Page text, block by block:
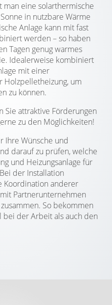
man eine solarthermische
in nutzbare Wärme
Anlage kann mit fast
werden – so haben
Tagen genug warmes
Idealerweise kombiniert
mit einer
Holzpelletheizung, um
zu können.
Sie attraktive Förderungen
zu den Möglichkeiten!
Ihre Wünsche und
darauf zu prüfen, welche
und Heizungsanlage für
der Installation
Koordination anderer
Partnerunternehmen
So bekommen
bei der Arbeit als auch den